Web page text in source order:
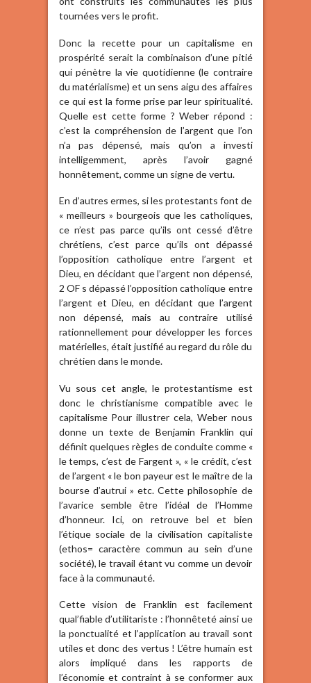
tournées vers le profit.
Donc la recette pour un capitalisme en
prospérité serait la combinaison d’une pitié
qui pénètre la vie quotidienne (le contraire
du matérialisme) et un sens aigu des affaires
ce qui est la forme prise par leur spiritualité.
Quelle est cette forme ? Weber répond :
c’est la compréhension de l’argent que l’on
n’a pas dépensé, mais qu’on a investi
intelligemment, après l’avoir gagné
honnêtement, comme un signe de vertu.
En d’autres ermes, si les protestants font de
« meilleurs » bourgeois que les catholiques,
ce n’est pas parce qu’ils ont cessé d’être
chrétiens, c’est parce qu’ils ont dépassé
l’opposition catholique entre l’argent et
Dieu, en décidant que l’argent non dépensé,
2 OF s dépassé l’opposition catholique entre
l’argent et Dieu, en décidant que l’argent
non dépensé, mais au contraire utilisé
rationnellement pour développer les forces
matérielles, était justifié au regard du rôle du
chrétien dans le monde.
Vu sous cet angle, le protestantisme est
donc le christianisme compatible avec le
capitalisme Pour illustrer cela, Weber nous
donne un texte de Benjamin Franklin qui
définit quelques règles de conduite comme «
le temps, c’est de Fargent », « le crédit, c’est
de l’argent « le bon payeur est le maître de la
bourse d’autrui » etc. Cette philosophie de
l’avarice semble être l’idéal de l’Homme
d’honneur. Ici, on retrouve bel et bien
l’étique sociale de la civilisation capitaliste
(ethos= caractère commun au sein d’une
société), le travail étant vu comme un devoir
face à la communauté.
Cette vision de Franklin est facilement
qual’fiable d’utilitariste : l’honnêteté ainsi ue
la ponctualité et l’application au travail sont
utiles et donc des vertus ! L’être humain est
alors impliqué dans les rapports de
l’économie et contraint à se conformer aux